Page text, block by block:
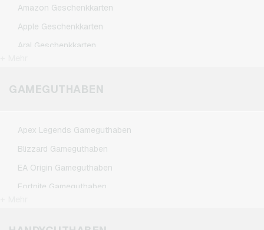
Amazon Geschenkkarten
Apple Geschenkkarten
Aral Geschenkkarten
CircleK Geschenkkarten
GAMEGUTHABEN
Apex Legends Gameguthaben
Blizzard Gameguthaben
EA Origin Gameguthaben
Fortnite Gameguthaben
Minecraft Gameguthaben